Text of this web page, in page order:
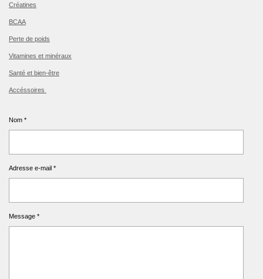
Créatines
BCAA
Perte de poids
Vitamines et minéraux
Santé et bien-être
Accéssoires
Nom *
Adresse e-mail *
Message *